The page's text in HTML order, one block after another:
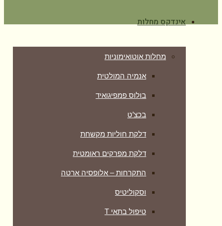
אינדקס מחלות
מחלות אוטואימוניות
אנמיה המולטית
בולוס פמפיגואיד
בכצ’ט
דלקת חוליות מקשחת
דלקת מפרקים ראומטית
התקרחות – אלופסיה ארטה
וסקוליטיס
טיפול בתאי T